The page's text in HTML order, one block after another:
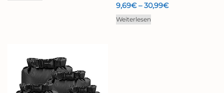
9,69€ –30,99€Preisspanne:
Weiterlesen